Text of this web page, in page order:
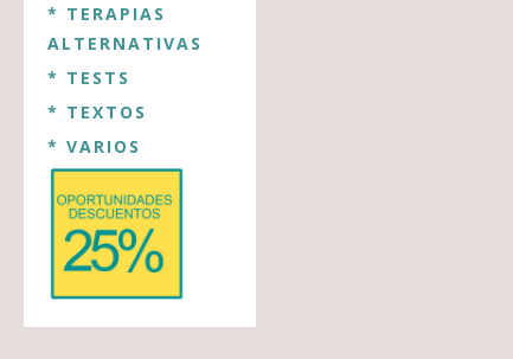
* TERAPIAS
ALTERNATIVAS
* TESTS
* TEXTOS
* VARIOS